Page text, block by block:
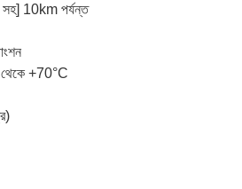
10km পর্যন্ত
থেকে +70°C